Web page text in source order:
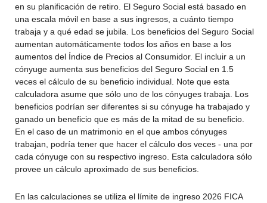
en su planificación de retiro. El Seguro Social está basado en
una escala móvil en base a sus ingresos, a cuánto tiempo
trabaja y a qué edad se jubila. Los beneficios del Seguro Social
aumentan automáticamente todos los años en base a los
aumentos del Índice de Precios al Consumidor. El incluir a un
cónyuge aumenta sus beneficios del Seguro Social en 1.5
veces el cálculo de su beneficio individual. Note que esta
calculadora asume que sólo uno de los cónyuges trabaja. Los
beneficios podrían ser diferentes si su cónyuge ha trabajado y
ganado un beneficio que es más de la mitad de su beneficio.
En el caso de un matrimonio en el que ambos cónyuges
trabajan, podría tener que hacer el cálculo dos veces - una por
cada cónyuge con su respectivo ingreso. Esta calculadora sólo
provee un cálculo aproximado de sus beneficios.
En las calculaciones se utiliza el límite de ingreso 2026 FICA